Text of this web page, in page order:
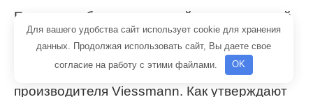
Если вы выбираете газовый двухконтурный
настенный котел для дома, то следует
обратить внимание еще и на немецкого
производителя Viessmann. Как утверждают
Для вашего удобства сайт использует cookie для хранения
данных. Продолжая использовать сайт, Вы даете свое
согласие на работу с этими файлами.
OK